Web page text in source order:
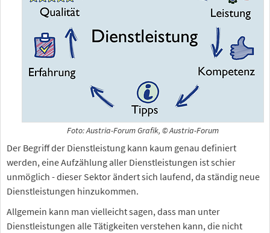
Foto: Austria-Forum Grafik, © Austria-Forum
Der Begriff der Dienstleistung kann kaum genau definiert
werden, eine Aufzählung aller Dienstleistungen ist schier
unmöglich - dieser Sektor ändert sich laufend, da ständig neue
Dienstleistungen hinzukommen.
Allgemein kann man vielleicht sagen, dass man unter
Dienstleistungen alle Tätigkeiten verstehen kann, die nicht